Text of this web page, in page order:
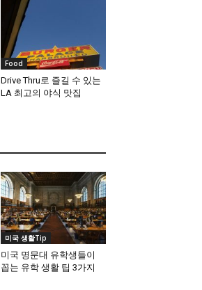
Food
Drive Thru로 즐길 수 있는
LA 최고의 야식 맛집
미국 생활Tip
미국 명문대 유학생들이
꼽는 유학 생활 팁 3가지